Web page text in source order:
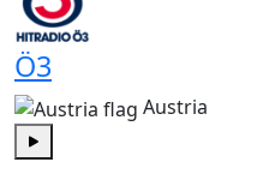
Ö3
Austria
Play